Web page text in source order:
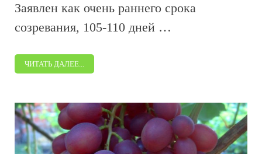
Заявлен как очень раннего срока
созревания, 105-110 дней …
ЧИТАТЬ ДАЛЕЕ...